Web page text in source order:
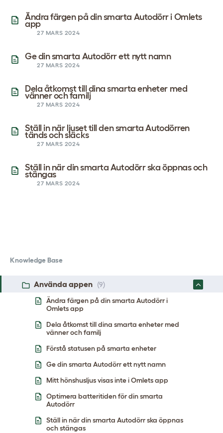
Ändra färgen på din smarta Autodörr i Omlets
app
27 MARS 2024
Ge din smarta Autodörr ett nytt namn
27 MARS 2024
Dela åtkomst till dina smarta enheter med
vänner och familj
27 MARS 2024
Ställ in när ljuset till den smarta Autodörren
tänds och släcks
27 MARS 2024
Ställ in när din smarta Autodörr ska öppnas och
stängas
27 MARS 2024
Knowledge Base
Använda appen
(9)
Ändra färgen på din smarta Autodörr i
Omlets app
Dela åtkomst till dina smarta enheter med
vänner och familj
Förstå statusen på smarta enheter
Ge din smarta Autodörr ett nytt namn
Mitt hönshusljus visas inte i Omlets app
Optimera batteritiden för din smarta
Autodörr
Ställ in när din smarta Autodörr ska öppnas
och stängas